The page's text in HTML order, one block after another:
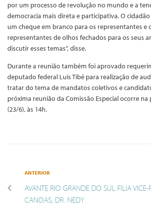
por um processo de revolução no mundo e a
democracia mais direta e participativa. O
um cheque em branco para os representantes e
representantes de olhos fechados para os seus
discutir esses temas”, disse.
Durante a reunião também foi aprovado
deputado federal Luis Tibé para realização de
tratar do tema de mandatos coletivos e
próxima reunião da Comissão Especial ocorre
(23/6), às 14h.
ANTERIOR
AVANTE RIO GRANDE DO SUL FILIA VICE-
CANOAS, DR. NEDY